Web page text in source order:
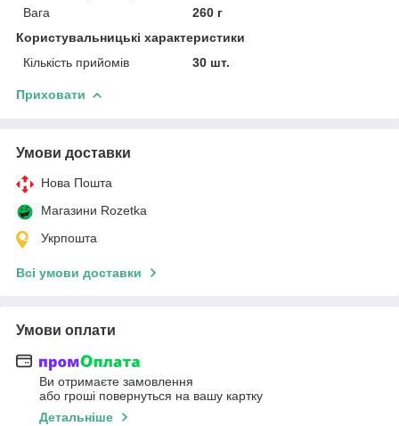
Вага
260 г
Користувальницькі характеристики
Кількість прийомів
30 шт.
Приховати
Умови доставки
Нова Пошта
Магазини Rozetka
Укрпошта
Всі умови доставки
Умови оплати
Ви отримаєте замовлення
або гроші повернуться на вашу картку
Детальніше